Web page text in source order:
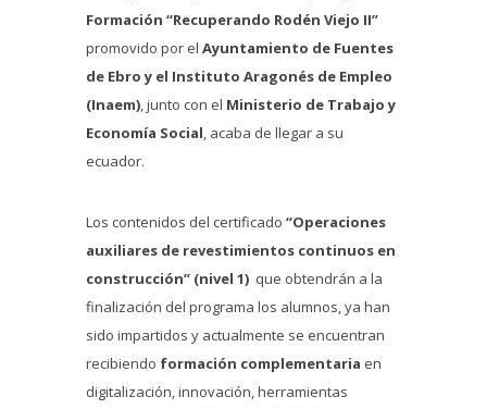
Formación “Recuperando Rodén Viejo II”
promovido por el Ayuntamiento de Fuentes
de Ebro y el Instituto Aragonés de Empleo
(Inaem), junto con el Ministerio de Trabajo y
Economía Social, acaba de llegar a su
ecuador.
Los contenidos del certificado “Operaciones
auxiliares de revestimientos continuos en
construcción” (nivel 1) que obtendrán a la
finalización del programa los alumnos, ya han
sido impartidos y actualmente se encuentran
recibiendo formación complementaria en
digitalización, innovación, herramientas